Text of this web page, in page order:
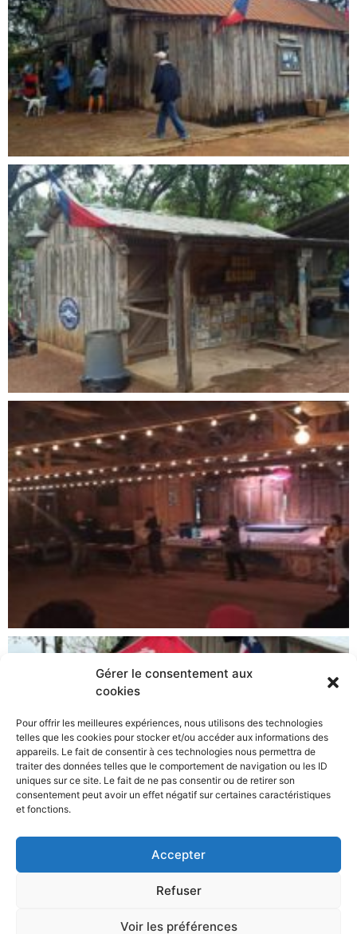
Gérer le consentement aux
cookies
Pour offrir les meilleures expériences, nous utilisons des technologies
telles que les cookies pour stocker et/ou accéder aux informations des
appareils. Le fait de consentir à ces technologies nous permettra de
traiter des données telles que le comportement de navigation ou les ID
uniques sur ce site. Le fait de ne pas consentir ou de retirer son
consentement peut avoir un effet négatif sur certaines caractéristiques
et fonctions.
Accepter
Refuser
Voir les préférences